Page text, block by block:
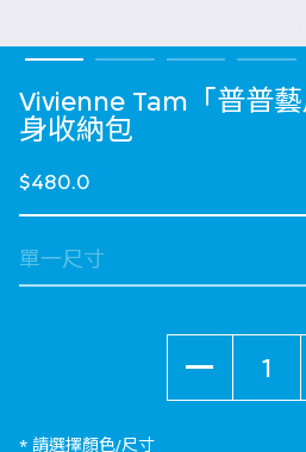
Vivienne Tam「普普
身收納包
$480.0
* 請選擇顏色/尺寸